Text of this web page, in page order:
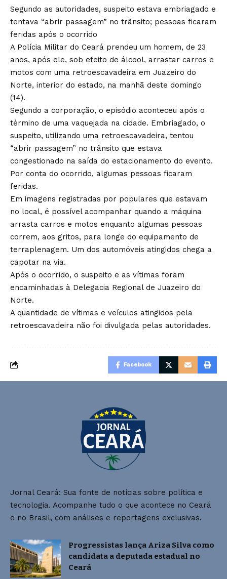
Segundo as autoridades, suspeito estava embriagado e
tentava “abrir passagem” no trânsito; pessoas ficaram
feridas após o ocorrido
A Polícia Militar do Ceará prendeu um homem, de 23
anos, após ele, sob efeito de álcool, arrastar carros e
motos com uma retroescavadeira em Juazeiro do
Norte, interior do estado, na manhã deste domingo
(14).
Segundo a corporação, o episódio aconteceu após o
término de uma vaquejada na cidade. Embriagado, o
suspeito, utilizando uma retroescavadeira, tentou
“abrir passagem” no trânsito que estava
congestionado na saída do estacionamento do evento.
Por conta do ocorrido, algumas pessoas ficaram
feridas.
Em imagens registradas por populares que estavam
no local, é possível acompanhar quando a máquina
arrasta carros e motos enquanto algumas pessoas
correm, aos gritos, para longe do equipamento de
terraplenagem. Um dos automóveis atingidos chega a
capotar na via.
Após o ocorrido, o suspeito e as vítimas foram
encaminhadas à Delegacia Regional de Juazeiro do
Norte.
A quantidade de vítimas e veículos atingidos pela
retroescavadeira não foi divulgada pelas autoridades.
Facebook
Jornal Ceará: Sua fonte de notícias sobre política e
tecnologia. Acompanhe tudo o que acontece no Ceará
e no Brasil, com análises e reportagens exclusivas.
Progressistas lança Ariza Silva como
candidata a deputada estadual no
Ceará